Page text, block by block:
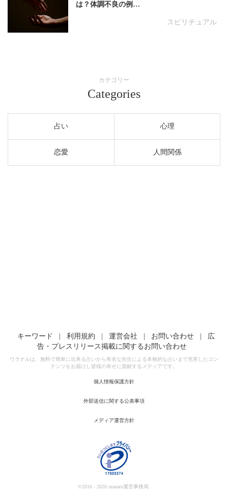
スピリチュアル
は？体調不良の例…
カテゴリー
Categories
占い 心理
恋愛 人間関係
キーワード | 利用規約 | 運営会社 | お問い合わせ |
広
告・プレスリリース掲載に関するお問い合わせ
ウラナルは、無料で簡単に出来る占いから有名な先生による本格的な占いまで充実したコン
テンツをお届けし皆様の幸せに貢献するメディアです。
個人情報保護方針
外部送信に関する公表事項
メディア運営方針
©2016 - 2026 uranaru運営事務局.